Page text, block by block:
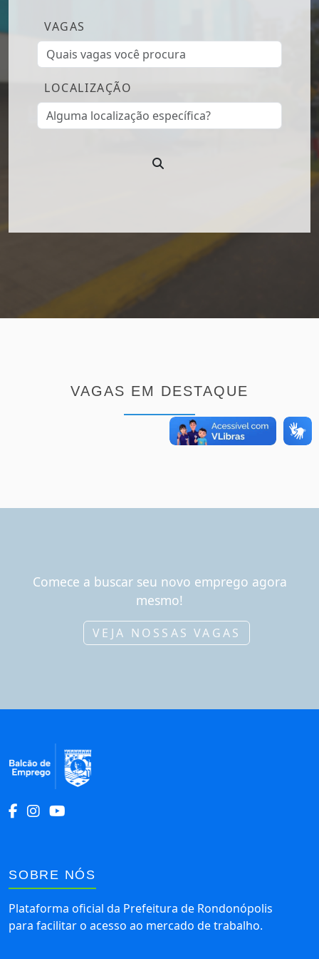
VAGAS
LOCALIZAÇÃO
VAGAS EM DESTAQUE
Comece a buscar seu novo emprego agora
mesmo!
VEJA NOSSAS VAGAS
Início do Rodapé
SOBRE NÓS
Plataforma oficial da Prefeitura de Rondonópolis
para facilitar o acesso ao mercado de trabalho.